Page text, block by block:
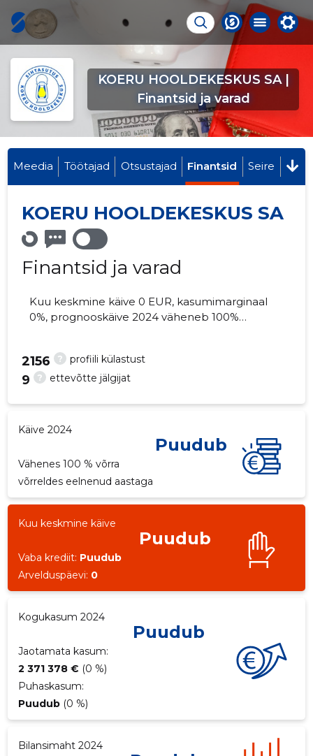
KOERU HOOLDEKESKUS SA |
Finantsid ja varad
Meedia Töötajad Otsustajad Finantsid Seire
KOERU HOOLDEKESKUS SA
Finantsid ja varad
Kuu keskmine käive 0 EUR, kasumimarginaal
0%, prognooskäive 2024 väheneb 100%
? profiili külastust
2156
? ettevõtte jälgijat
9
Käive 2024
Puudub
Vähenes 100 % võrra
võrreldes eelnenud aastaga
Kuu keskmine käive
Puudub
Vaba krediit: Puudub
Arvelduspäevi: 0
Kogukasum 2024
Puudub
Jaotamata kasum:
2 371 378 € (0 %)
Puhaskasum:
Puudub (0 %)
Bilansimaht 2024